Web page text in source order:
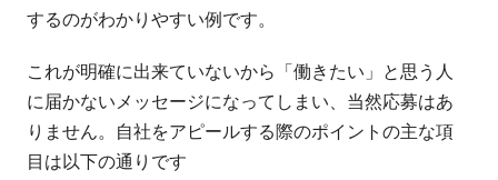
するのがわかりやすい例です。
これが明確に出来ていないから「働きたい」と思う人
に届かないメッセージになってしまい、当然応募はあ
りません。自社をアピールする際のポイントの主な項
目は以下の通りです